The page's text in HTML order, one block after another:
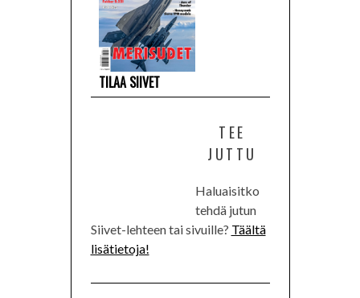
TILAA SIIVET
TEE
JUTTU
Haluaisitko
tehdä jutun
Siivet-lehteen tai sivuille? Täältä
lisätietoja!